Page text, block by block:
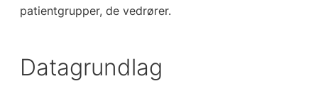
patientgrupper, de vedrører.
Datagrundlag